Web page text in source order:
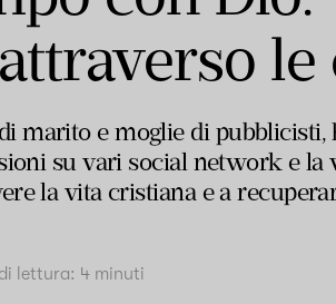
le
marito e moglie di
su vari social network e la
la vita cristiana e a
di lettura: 4 minuti